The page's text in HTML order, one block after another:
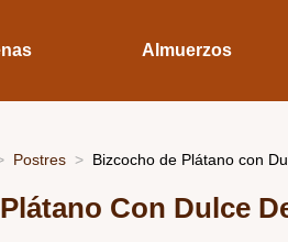
Almuerzos
Postres Bizcocho de Plátano con
Con Dulce